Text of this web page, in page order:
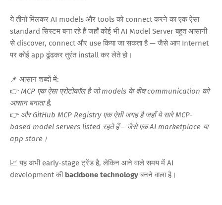
ये तीनों मिलकर AI models और tools को connect करने का एक ऐसा
standard सिस्टम बना रहे हैं जहाँ कोई भी AI Model Server बहुत आसानी
से discover, connect और use किया जा सकता है — जैसे आप Internet
पर कोई app ढूंढकर तुरंत install कर लेते हो।
📌 आसान शब्दों में:
👉 MCP एक ऐसा प्रोटोकॉल है जो models के बीच communication को
आसान बनाता है,
👉 और GitHub MCP Registry एक ऐसी जगह है जहाँ ये सारे MCP-
based model servers listed रहते हैं – जैसे एक AI marketplace या
app store।
📈 यह अभी early-stage ट्रेंड है, लेकिन आने वाले समय में AI
development की backbone technology बनने वाला है।